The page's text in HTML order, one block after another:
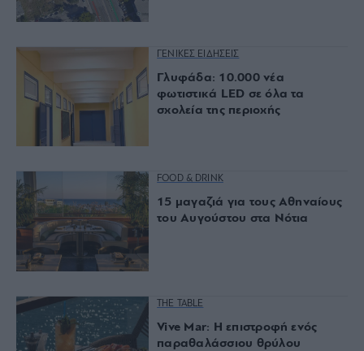
ΓΕΝΙΚΕΣ ΕΙΔΗΣΕΙΣ
Γλυφάδα: 10.000 νέα
φωτιστικά LED σε όλα τα
σχολεία της περιοχής
FOOD & DRINK
15 μαγαζιά για τους Αθηναίους
του Αυγούστου στα Νότια
THE TABLE
Vive Mar: Η επιστροφή ενός
παραθαλάσσιου θρύλου